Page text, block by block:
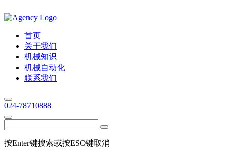
首页
关于我们
机械知识
机械自动化
联系我们
024-78710888
按Enter键搜索或按ESC键取消